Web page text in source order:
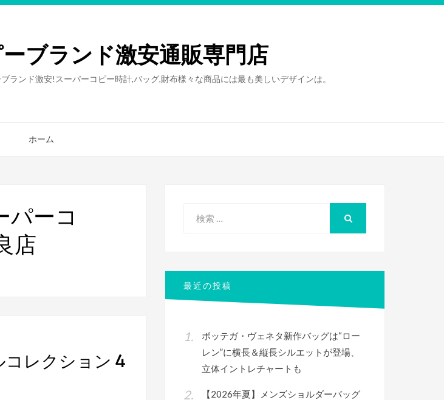
ブランド激安通販専門店
ンド激安!スーパーコピー時計,バッグ,財布様々な商品には最も美しいデザインは。
ホーム
パーコ
店
レクション 4
最近の投稿
ボッテガ・ヴェネタ新作バッグは“ロー
レン”に横長＆縦長シルエットが登場、
立体イントレチャートも
【2026年夏】メンズショルダーバッグ